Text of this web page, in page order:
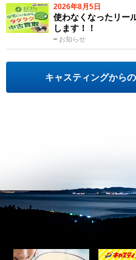
2026年8月5日
お知らせ
使わなくなったリー
します！！
キャスティングから